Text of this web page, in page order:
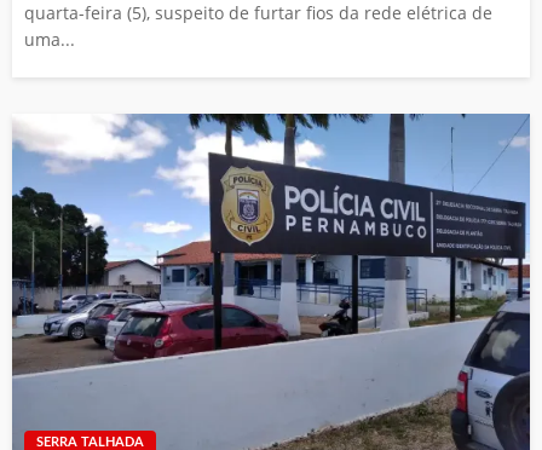
quarta-feira (5), suspeito de furtar fios da rede elétrica de
uma...
SERRA TALHADA